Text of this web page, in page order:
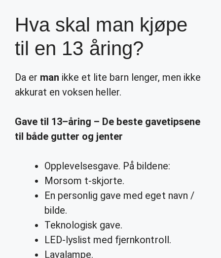
Hva skal man kjøpe
til en 13 åring?
Da er man ikke et lite barn lenger, men ikke
akkurat en voksen heller.
Gave til 13–åring – De beste gavetipsene
til både gutter og jenter
Opplevelsesgave. På bildene:
Morsom t-skjorte.
En personlig gave med eget navn /
bilde.
Teknologisk gave.
LED-lyslist med fjernkontroll.
Lavalampe.